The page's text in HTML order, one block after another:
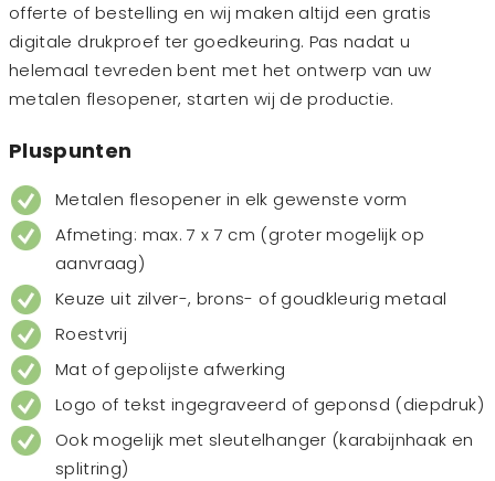
offerte of bestelling en wij maken altijd een gratis
digitale drukproef ter goedkeuring. Pas nadat u
helemaal tevreden bent met het ontwerp van uw
metalen flesopener, starten wij de productie.
Pluspunten
Metalen flesopener in elk gewenste vorm
Afmeting: max. 7 x 7 cm (groter mogelijk op
aanvraag)
Keuze uit zilver-, brons- of goudkleurig metaal
Roestvrij
Mat of gepolijste afwerking
Logo of tekst ingegraveerd of geponsd (diepdruk)
Ook mogelijk met sleutelhanger (karabijnhaak en
splitring)